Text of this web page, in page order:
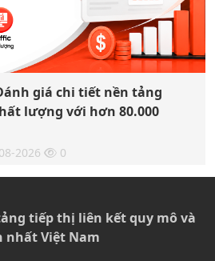
giá chi tiết nền tảng
lượng với hơn 80.000
2026 0
tiếp thị liên kết quy mô và
nhất Việt Nam